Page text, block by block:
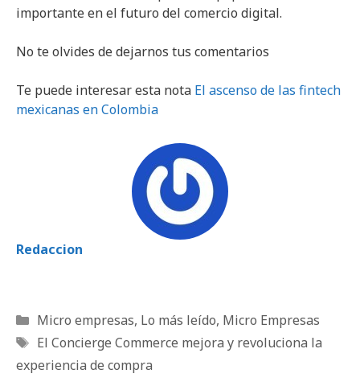
importante en el futuro del comercio digital.
No te olvides de dejarnos tus comentarios
Te puede interesar esta nota El ascenso de las fintech
mexicanas en Colombia
Redaccion
Categorías
Micro empresas, Lo más leído, Micro Empresas
Etiquetas
El Concierge Commerce mejora y revoluciona la
experiencia de compra